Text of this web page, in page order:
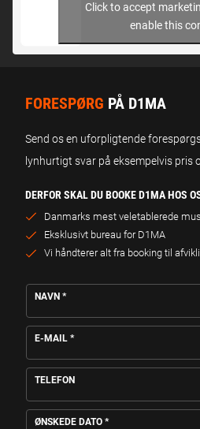
Click to accept
enable this
FORESPØRG PÅ D1MA
Send os en uforpligtende
lynhurtigt svar på eksempelvis pris
DERFOR SKAL DU BOOKE D1MA HOS
Danmarks mest veletablerede
Eksklusivt bureau for D1MA
Vi håndterer alt fra booking til
NAVN *
E-MAIL *
TELEFON
ØNSKEDE DATO *